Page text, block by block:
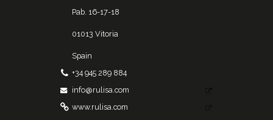
Pab. 16-17-18
01013 Vitoria
Spain
+34 945 289 884
info@rulisa.com
www.rulisa.com